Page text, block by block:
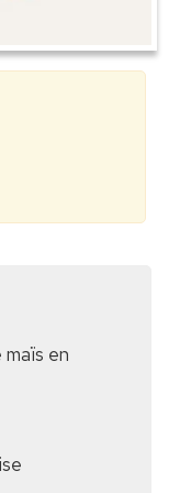
maïs en